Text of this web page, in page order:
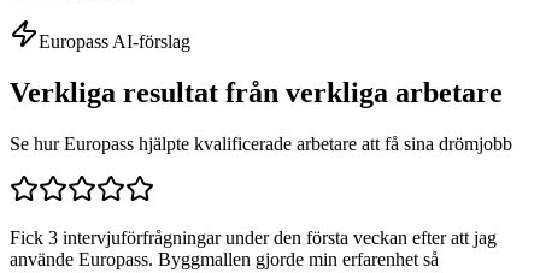
Europass AI-förslag
Verkliga resultat från verkliga arbetare
Se hur Europass hjälpte kvalificerade arbetare att få sina drömjobb
Fick 3 intervjuförfrågningar under den första veckan efter att jag
använde Europass. Byggmallen gjorde min erfarenhet så